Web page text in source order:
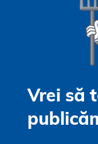
Vrei să